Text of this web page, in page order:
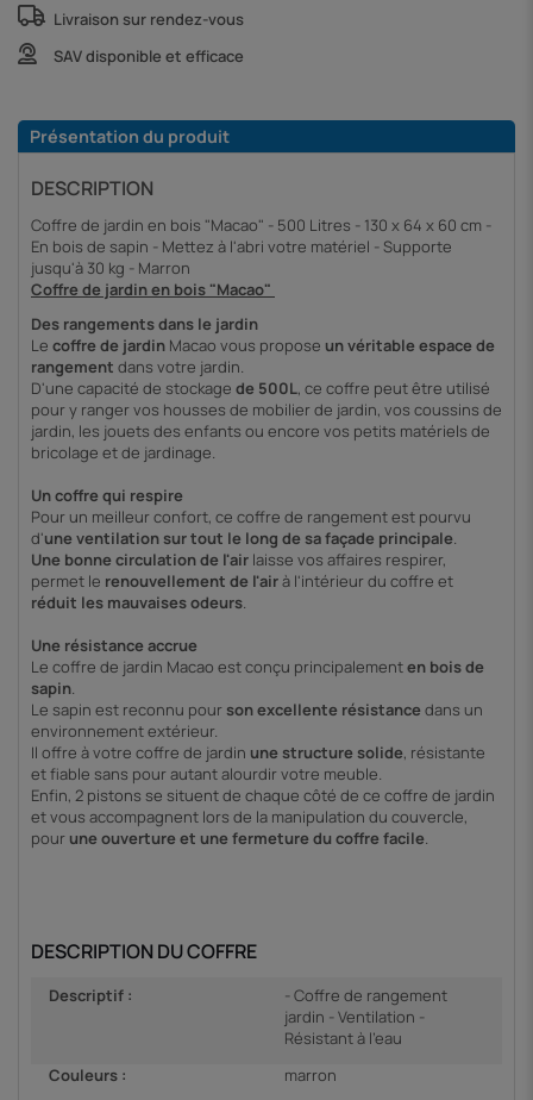
Livraison sur rendez-vous
SAV disponible et efficace
Présentation du produit
DESCRIPTION
Coffre de jardin en bois "Macao" - 500 Litres - 130 x 64 x 60 cm -
En bois de sapin - Mettez à l'abri votre matériel - Supporte
jusqu'à 30 kg - Marron
Coffre de jardin en bois "Macao"
Des rangements dans le jardin
Le coffre de jardin Macao vous propose un véritable espace de
rangement dans votre jardin.
D'une capacité de stockage de 500L, ce coffre peut être utilisé
pour y ranger vos housses de mobilier de jardin, vos coussins de
jardin, les jouets des enfants ou encore vos petits matériels de
bricolage et de jardinage.
Un coffre qui respire
Pour un meilleur confort, ce coffre de rangement est pourvu
d'une ventilation sur tout le long de sa façade principale.
Une bonne circulation de l'air laisse vos affaires respirer,
permet le renouvellement de l'airà l'intérieur du coffre et
réduit les mauvaises odeurs.
Une résistance accrue
Le coffre de jardin Macao est conçu principalementen bois de
sapin.
Le sapin est reconnu pourson excellente résistance dans un
environnement extérieur.
Il offre à votre coffre de jardin une structure solide, résistante
et fiable sans pour autant alourdir votre meuble.
Enfin, 2 pistons se situent de chaque côté de ce coffre de jardin
et vous accompagnent lors de la manipulation du couvercle,
pour une ouverture et une fermeture du coffre facile.
DESCRIPTION DU COFFRE
Descriptif :
- Coffre de rangement
jardin - Ventilation -
Résistant à l'eau
Couleurs :
marron